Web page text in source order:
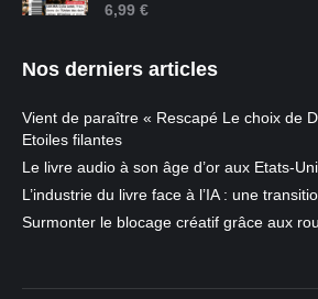
6,99 €
Nos derniers articles
Vient de paraître « Rescapé Le choix de
Etoiles filantes
Le livre audio à son âge d’or aux Etats-
L’industrie du livre face à l’IA : une
Surmonter le blocage créatif grâce aux